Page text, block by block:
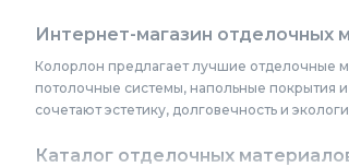
Интернет-магазин отделочных
Колорлон предлагает лучшие отделочные
потолочные системы, напольные покрытия
сочетают эстетику, долговечность и
Каталог отделочных